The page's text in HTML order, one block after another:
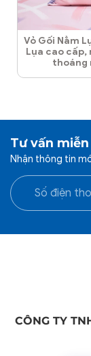
Vỏ Gối Nằm
Lụa cao cấp,
thoáng
Tư vấn
Nhận thông tin
CÔNG TY